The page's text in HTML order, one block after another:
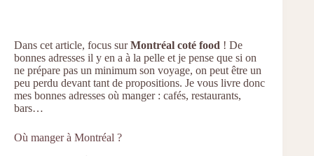
Dans cet article, focus surMontréal coté food ! De
bonnes adresses il y en a à la pelle et je pense que si on
ne prépare pas un minimum son voyage, on peut être un
peu perdu devant tant de propositions. Je vous livre donc
mes bonnes adresses où manger : cafés, restaurants,
bars…
Où manger à Montréal ?